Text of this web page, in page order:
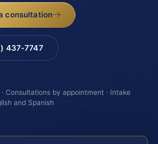
consultation
437-7747
Consultations by appointment · Intake
and Spanish